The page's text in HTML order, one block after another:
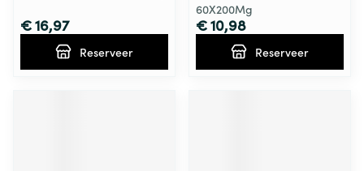
€ 16,97
Reserveer
60X200Mg
€ 10,98
Reserveer